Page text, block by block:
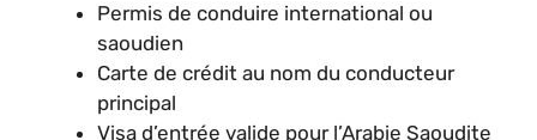
Permis de conduire international ou
saoudien
Carte de crédit au nom du conducteur
principal
Visa d’entrée valide pour l’Arabie Saoudite